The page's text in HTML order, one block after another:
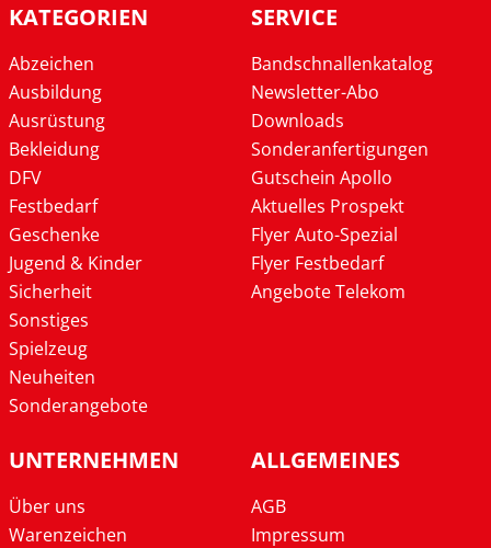
KATEGORIEN
Abzeichen
Ausbildung
Ausrüstung
Bekleidung
DFV
Festbedarf
Geschenke
Jugend & Kinder
Sicherheit
Sonstiges
Spielzeug
Neuheiten
Sonderangebote
SERVICE
Bandschnallenkatalog
Newsletter-Abo
Downloads
Sonderanfertigungen
Gutschein Apollo
Aktuelles Prospekt
Flyer Auto-Spezial
Flyer Festbedarf
Angebote Telekom
UNTERNEHMEN
Über uns
Warenzeichen
ALLGEMEINES
AGB
Impressum